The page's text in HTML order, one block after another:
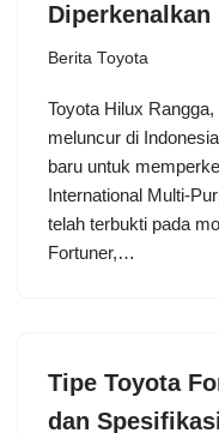
Diperkenalkan
Berita Toyota
Toyota Hilux
meluncur di
baru untuk
International Multi-
telah terbukti pada
Fortuner,…
Tipe Toyota
dan